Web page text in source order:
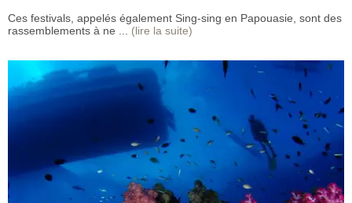
Ces festivals, appelés également Sing-sing en Papouasie, sont des
rassemblements à ne ... (lire la suite)